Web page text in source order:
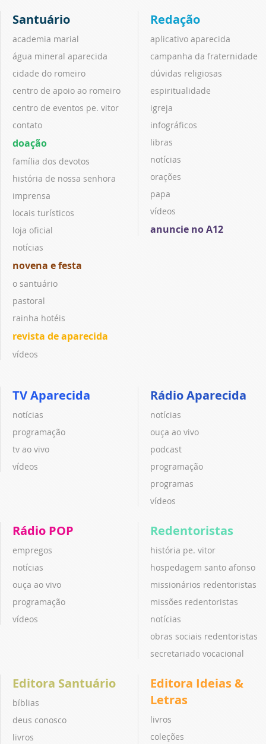
Santuário
academia marial
água mineral aparecida
cidade do romeiro
centro de apoio ao romeiro
centro de eventos pe. vitor
contato
doação
família dos devotos
história de nossa senhora
imprensa
locais turísticos
loja oficial
notícias
novena e festa
o santuário
pastoral
rainha hotéis
revista de aparecida
vídeos
Redação
aplicativo aparecida
campanha da fraternidade
dúvidas religiosas
espiritualidade
igreja
infográficos
libras
notícias
orações
papa
vídeos
anuncie no A12
TV Aparecida
notícias
programação
tv ao vivo
vídeos
Rádio Aparecida
notícias
ouça ao vivo
podcast
programação
programas
vídeos
Rádio POP
empregos
notícias
ouça ao vivo
programação
vídeos
Redentoristas
história pe. vitor
hospedagem santo afonso
missionários redentoristas
missões redentoristas
notícias
obras sociais redentoristas
secretariado vocacional
Editora Santuário
bíblias
deus conosco
livros
Editora Ideias &
Letras
livros
coleções